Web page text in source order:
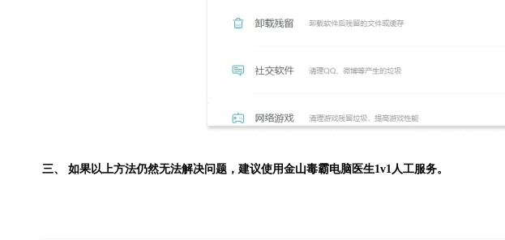
三、 如果以上方法仍然无法解决问题，建议使用金山毒霸电脑医生1v1人工服务。